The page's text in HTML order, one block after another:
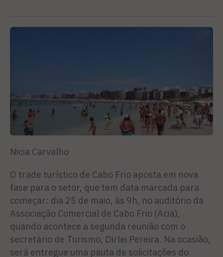
Nicia Carvalho
O trade turístico de Cabo Frio aposta em nova
fase para o setor, que tem data marcada para
começar: dia 25 de maio, às 9h, no auditório da
Associação Comercial de Cabo Frio (Acia),
quando acontece a segunda reunião com o
secretário de Turismo, Dirlei Pereira. Na ocasião,
será entregue uma pauta de solicitações do